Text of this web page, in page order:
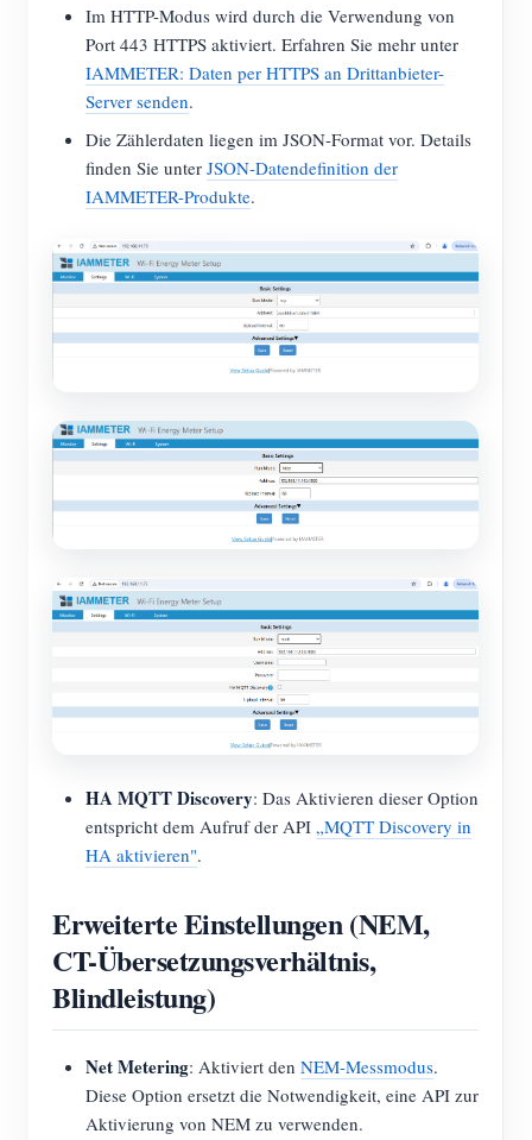
Im HTTP-Modus wird durch die Verwendung von
Port 443 HTTPS aktiviert. Erfahren Sie mehr unter
IAMMETER: Daten per HTTPS an Drittanbieter-
Server senden.
Die Zählerdaten liegen im JSON-Format vor. Details
finden Sie unter JSON-Datendefinition der
IAMMETER-Produkte.
HA MQTT Discovery: Das Aktivieren dieser Option
entspricht dem Aufruf der API „MQTT Discovery in
HA aktivieren".
Erweiterte Einstellungen (NEM,
CT-Übersetzungsverhältnis,
Blindleistung)
Net Metering: Aktiviert den NEM-Messmodus.
Diese Option ersetzt die Notwendigkeit, eine API zur
Aktivierung von NEM zu verwenden.